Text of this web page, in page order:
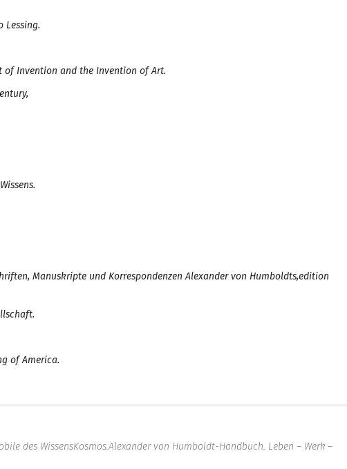
Lessing.
of Invention and the Invention of Art.
Manuskripte und Korrespondenzen Alexander von Humboldts,edition
of America.
des WissensKosmos.Alexander von Humboldt-Handbuch. Leben – Werk –